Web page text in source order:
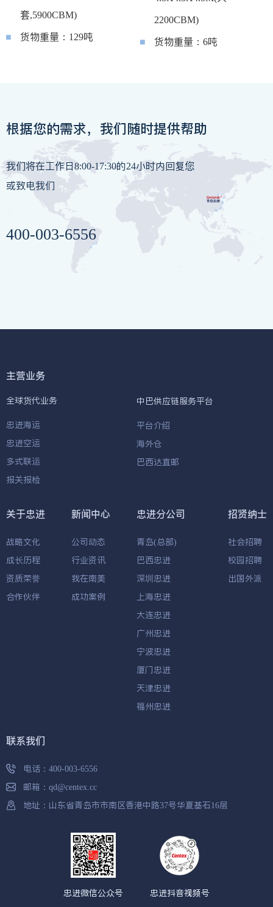
套,5900CBM)
货物重量：129吨
2200CBM)
货物重量：6吨
根据您的需求，我们随时提供帮助
我们将在工作日8:00-17:30的24小时内回复您
或致电我们
400-003-6556
主营业务
全球货代业务
忠进海运
忠进空运
多式联运
报关报检
中巴供应链服务平台
平台介绍
海外仓
巴西达直邮
关于忠进
战略文化
成长历程
资质荣誉
合作伙伴
新闻中心
公司动态
行业资讯
我在南美
成功案例
忠进分公司
青岛(总部)
巴西忠进
深圳忠进
上海忠进
大连忠进
广州忠进
宁波忠进
厦门忠进
天津忠进
福州忠进
招贤纳士
社会招聘
校园招聘
出国外派
联系我们
电话： 400-003-6556
邮箱： qd@centex.cc
地址：山东省青岛市市南区香港中路37号华夏基石16层
忠进微信公众号 忠进抖音视频号